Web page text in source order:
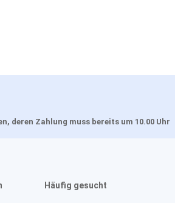
deren Zahlung muss bereits um 10.00 Uhr
Häufig gesucht